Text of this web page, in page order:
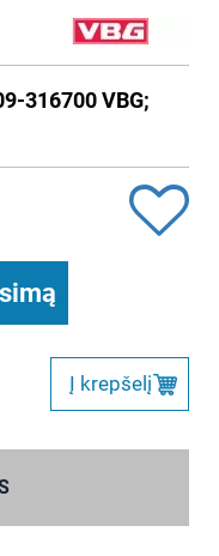
316700 VBG;
Į krepšelį